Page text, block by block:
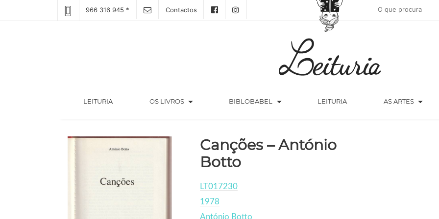
966 316 945 * Contactos
LEITURIA(CURRENT) OS LIVROS arrow_drop_down BIBLOBABEL arrow_drop_down LEITURIA AS ARTES arrow_drop_down
Canções – António
Botto
LT017230
1978
António Botto